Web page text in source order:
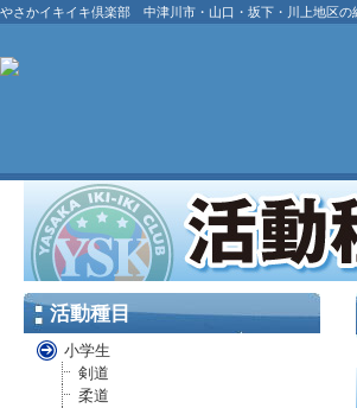
やさかイキイキ倶楽部 中津川市・山口・坂下・川上地区の
活動種目
小学生
剣道
柔道